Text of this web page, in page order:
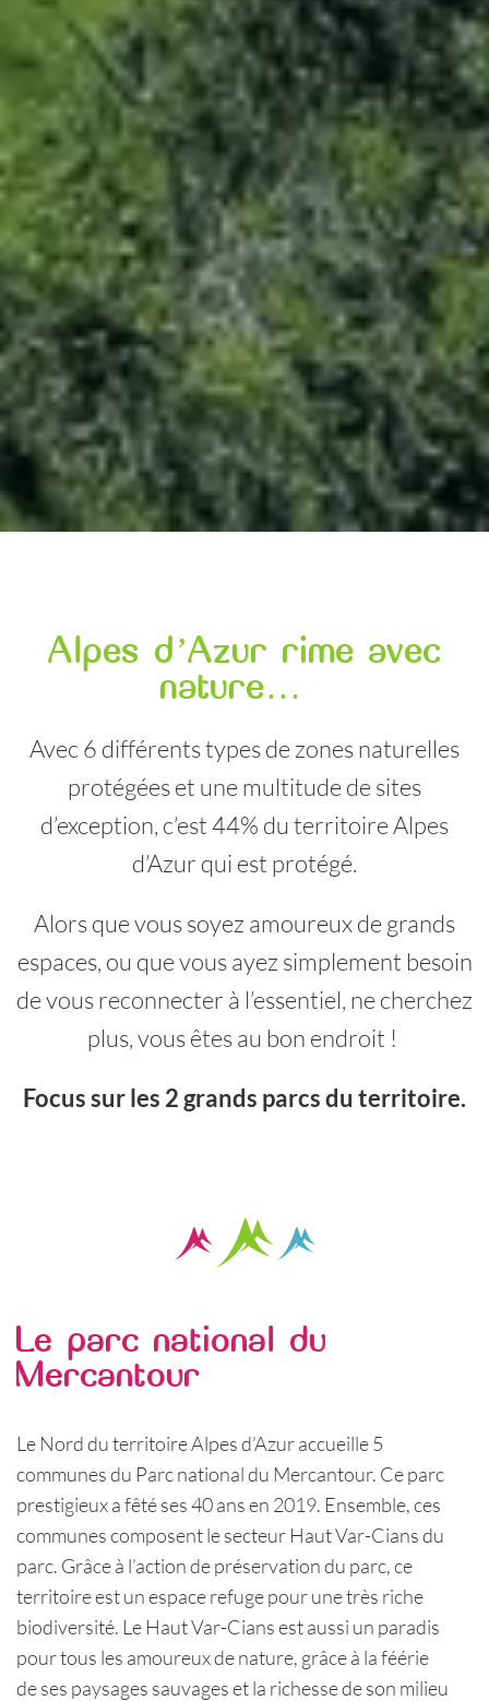
Alpes d’Azur rime avec
nature…
Avec 6 différents types de zones naturelles
protégées et une multitude de sites
d’exception, c’est 44% du territoire Alpes
d’Azur qui est protégé.
Alors que vous soyez amoureux de grands
espaces, ou que vous ayez simplement besoin
de vous reconnecter à l’essentiel, ne cherchez
plus, vous êtes au bon endroit !
Focus sur les 2 grands parcs du territoire.
Le parc national du
Mercantour
Le Nord du territoire Alpes d’Azur accueille 5
communes du Parc national du Mercantour. Ce parc
prestigieux a fêté ses 40 ans en 2019. Ensemble, ces
communes composent le secteur Haut Var-Cians du
parc. Grâce à l’action de préservation du parc, ce
territoire est un espace refuge pour une très riche
biodiversité. Le Haut Var-Cians est aussi un paradis
pour tous les amoureux de nature, grâce à la féérie
de ses paysages sauvages et la richesse de son milieu